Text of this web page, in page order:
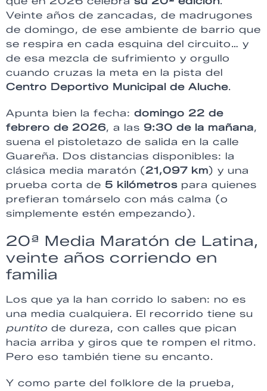
Veinte años de zancadas, de madrugones
de domingo, de ese ambiente de barrio que
se respira en cada esquina del circuito… y
de esa mezcla de sufrimiento y orgullo
cuando cruzas la meta en la pista del
Centro Deportivo Municipal de Aluche.
Apunta bien la fecha: domingo 22 de
febrero de 2026, a las 9:30 de la mañana,
suena el pistoletazo de salida en la calle
Guareña. Dos distancias disponibles: la
clásica media maratón (21,097 km) y una
prueba corta de 5 kilómetros para quienes
prefieran tomárselo con más calma (o
simplemente estén empezando).
20ª Media Maratón de Latina,
veinte años corriendo en
familia
Los que ya la han corrido lo saben: no es
una media cualquiera. El recorrido tiene su
puntito de dureza, con calles que pican
hacia arriba y giros que te rompen el ritmo.
Pero eso también tiene su encanto.
Y como parte del folklore de la prueba,